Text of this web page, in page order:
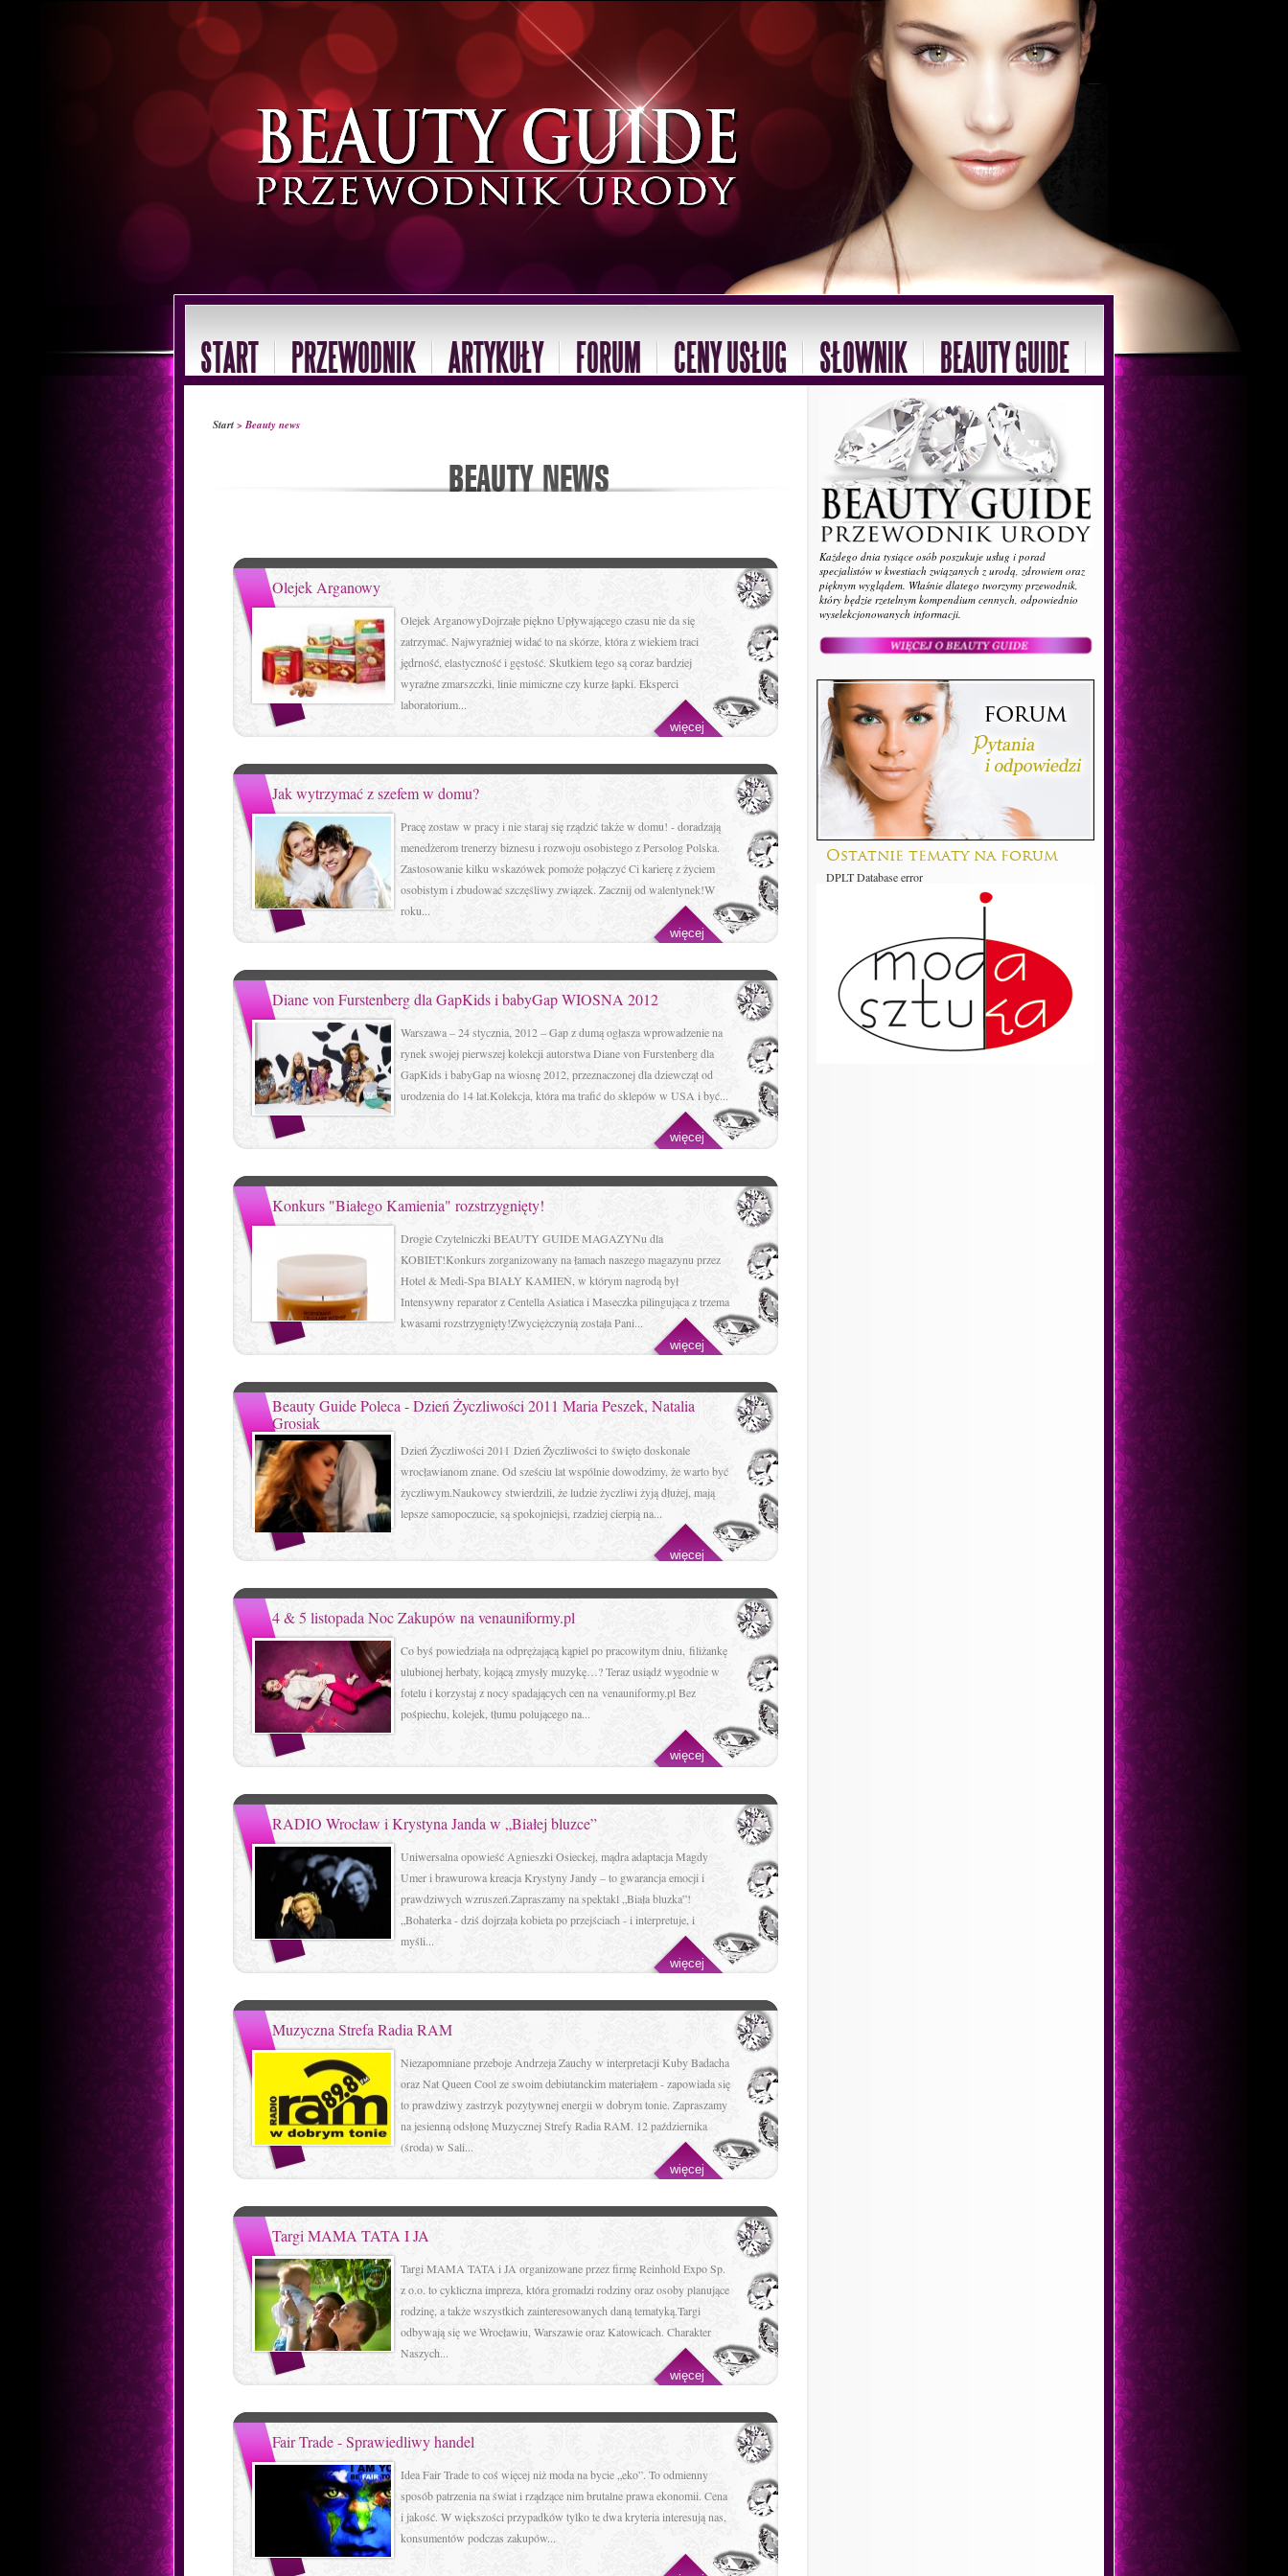
START PRZEWODNIK ARTYKUŁY FORUM CENY USŁUG SŁOWNIK BEAUTY GUIDE
Start> Beauty news
Olejek Arganowy
Olejek ArganowyDojrzałe piękno Upływającego czasu nie da się
zatrzymać. Najwyraźniej widać to na skórze, która z wiekiem traci
jędrność, elastyczność i gęstość. Skutkiem tego są coraz bardziej
wyraźne zmarszczki, linie mimiczne czy kurze łapki. Eksperci
laboratorium...
więcej
Jak wytrzymać z szefem w domu?
Pracę zostaw w pracy i nie staraj się rządzić także w domu! - doradzają
menedżerom trenerzy biznesu i rozwoju osobistego z Persolog Polska.
Zastosowanie kilku wskazówek pomoże połączyć Ci karierę z życiem
osobistym i zbudować szczęśliwy związek. Zacznij od walentynek!W
roku...
więcej
Diane von Furstenberg dla GapKids i babyGap WIOSNA 2012
Warszawa – 24 stycznia, 2012 – Gap z dumą ogłasza wprowadzenie na
rynek swojej pierwszej kolekcji autorstwa Diane von Furstenberg dla
GapKids i babyGap na wiosnę 2012, przeznaczonej dla dziewcząt od
urodzenia do 14 lat.Kolekcja, która ma trafić do sklepów w USA i być...
więcej
Konkurs "Białego Kamienia" rozstrzygnięty!
Drogie Czytelniczki BEAUTY GUIDE MAGAZYNu dla
KOBIET!Konkurs zorganizowany na łamach naszego magazynu przez
Hotel & Medi-Spa BIAŁY KAMIEŃ, w którym nagrodą był
Intensywny reparator z Centella Asiatica i Maseczka pilingująca z trzema
kwasami rozstrzygnięty!Zwyciężczynią została Pani...
więcej
Beauty Guide Poleca - Dzień Życzliwości 2011 Maria Peszek, Natalia
Grosiak
Dzień Życzliwości 2011 Dzień Życzliwości to święto doskonale
wrocławianom znane. Od sześciu lat wspólnie dowodzimy, że warto być
życzliwym.Naukowcy stwierdzili, że ludzie życzliwi żyją dłużej, mają
lepsze samopoczucie, są spokojniejsi, rzadziej cierpią na...
więcej
4 & 5 listopada Noc Zakupów na venauniformy.pl
Co byś powiedziała na odprężającą kąpiel po pracowitym dniu, filiżankę
ulubionej herbaty, kojącą zmysły muzykę…? Teraz usiądź wygodnie w
fotelu i korzystaj z nocy spadających cen na venauniformy.pl Bez
pośpiechu, kolejek, tłumu polującego na...
więcej
RADIO Wrocław i Krystyna Janda w „Białej bluzce”
Uniwersalna opowieść Agnieszki Osieckej, mądra adaptacja Magdy
Umer i brawurowa kreacja Krystyny Jandy – to gwarancja emocji i
prawdziwych wzruszeń.Zapraszamy na spektakl „Biała bluzka”!
„Bohaterka - dziś dojrzała kobieta po przejściach - i interpretuje, i
myśli...
więcej
Muzyczna Strefa Radia RAM
Niezapomniane przeboje Andrzeja Zauchy w interpretacji Kuby Badacha
oraz Nat Queen Cool ze swoim debiutanckim materiałem - zapowiada się
to prawdziwy zastrzyk pozytywnej energii w dobrym tonie. Zapraszamy
na jesienną odsłonę Muzycznej Strefy Radia RAM. 12 października
(środa) w Sali...
więcej
Targi MAMA TATA I JA
Targi MAMA TATA i JA organizowane przez firmę Reinhold Expo Sp.
z o.o. to cykliczna impreza, która gromadzi rodziny oraz osoby planujące
rodzinę, a także wszystkich zainteresowanych daną tematyką.Targi
odbywają się we Wrocławiu, Warszawie oraz Katowicach. Charakter
Naszych...
więcej
Fair Trade - Sprawiedliwy handel
Idea Fair Trade to coś więcej niż moda na bycie „eko”. To odmienny
sposób patrzenia na świat i rządzące nim brutalne prawa ekonomii. Cena
i jakość. W większości przypadków tylko te dwa kryteria interesują nas,
konsumentów podczas zakupów...
Każdego dnia tysiące osób poszukuje usług i porad
specjalistów w kwestiach związanych z urodą, zdrowiem oraz
pięknym wyglądem. Właśnie dlatego tworzymy przewodnik,
który będzie rzetelnym kompendium cennych, odpowiednio
wyselekcjonowanych informacji.
Ostatnie tematy na forum
DPLT Database error